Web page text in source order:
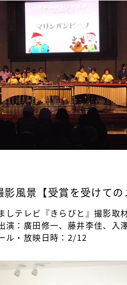
風景【受賞を受けての
テレビ『きらびと』撮影取
：廣田修一、藤井李佳、入
ル・放映日時：2/12